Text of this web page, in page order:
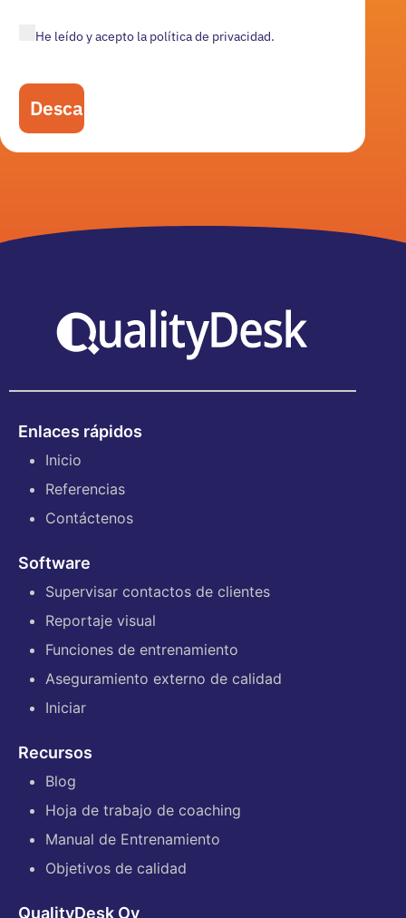
He leído y acepto la política de privacidad.
Descargar
Enlaces rápidos
Inicio
Referencias
Contáctenos
Software
Supervisar contactos de clientes
Reportaje visual
Funciones de entrenamiento
Aseguramiento externo de calidad
Iniciar
Recursos
Blog
Hoja de trabajo de coaching
Manual de Entrenamiento
Objetivos de calidad
QualityDesk Oy